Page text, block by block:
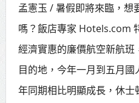
新北行動治理 侯
推動瑞芳礦業文化
新品牌
中壢三教紫雲宮
孟憲玉 / 暑假即將來臨，想
嗎？飯店專家 Hotels.com
經濟實惠的廉價航空新航
目的地，今年一月到五月
年同期相比明顯成長，休士